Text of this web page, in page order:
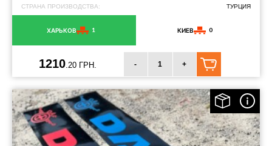
СТРАНА ПРОИЗВОДСТВА: ТУРЦИЯ
ХАРЬКОВ 1 КИЕВ 0
1210 .20 ГРН. - +